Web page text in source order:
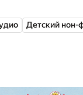
Детский нон-